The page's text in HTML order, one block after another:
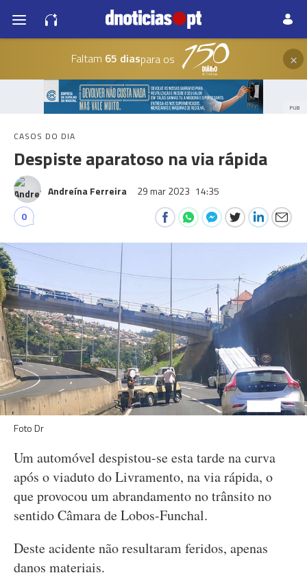
Faltam 65 diaspara os ×
PUB
CASOS DO DIA
Despiste aparatoso na via rápida
Andreína Ferreira 29 mar 2023 14:35
0
Foto Dr
Um automóvel despistou-se esta tarde na curva
após o viaduto do Livramento, na via rápida, o
que provocou um abrandamento no trânsito no
sentido Câmara de Lobos-Funchal.
Deste acidente não resultaram feridos, apenas
danos materiais.